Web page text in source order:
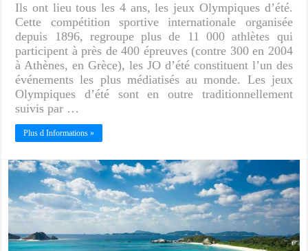
Ils ont lieu tous les 4 ans, les jeux Olympiques d’été.
Cette compétition sportive internationale organisée
depuis 1896, regroupe plus de 11 000 athlètes qui
participent à près de 400 épreuves (contre 300 en 2004
à Athènes, en Grèce), les JO d’été constituent l’un des
événements les plus médiatisés au monde. Les jeux
Olympiques d’été sont en outre traditionnellement
suivis par …
Plus d Informations »